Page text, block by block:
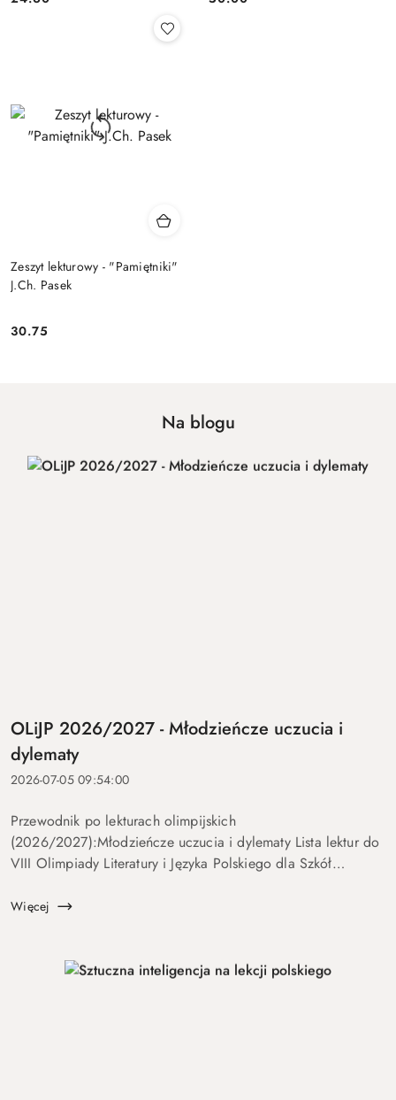
Cena: Cena:
Zeszyt lekturowy - "Pamiętniki"
J.Ch. Pasek
Cena:
30.75
Na blogu
OLiJP 2026/2027 - Młodzieńcze uczucia i
dylematy
2026-07-05 09:54:00
Przewodnik po lekturach olimpijskich
(2026/2027):Młodzieńcze uczucia i dylematy Lista lektur do
VIII Olimpiady Literatury i Języka Polskiego dla Szkół
analizy psychologicznej i egzystencjalne...
Więcej